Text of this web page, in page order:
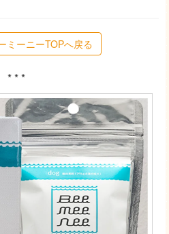
ミーニーTOPへ戻る
* * *